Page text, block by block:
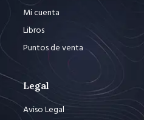
Mi cuenta
Libros
Puntos de venta
Legal
Aviso Legal